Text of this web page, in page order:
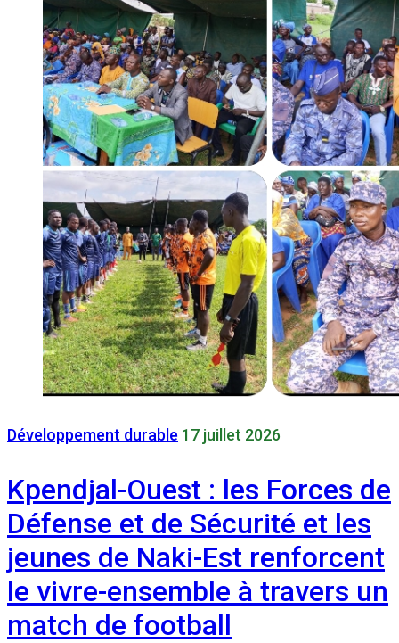
Développement durable 17 juillet 2026
Kpendjal-Ouest : les Forces de
Défense et de Sécurité et les
jeunes de Naki-Est renforcent
le vivre-ensemble à travers un
match de football